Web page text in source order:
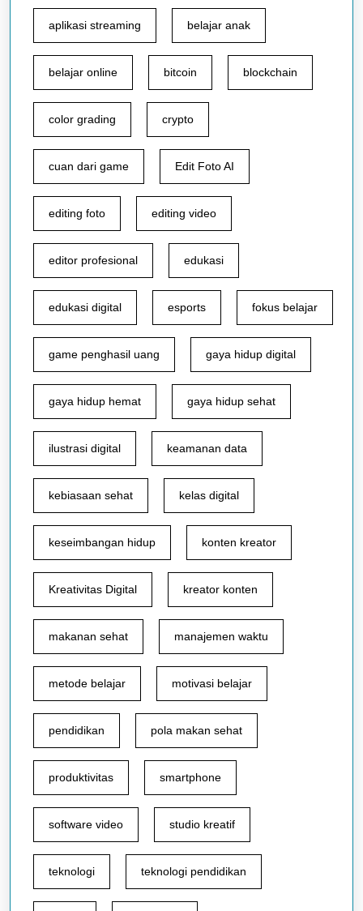
aplikasi streaming belajar anak
belajar online bitcoin blockchain
color grading crypto
cuan dari game Edit Foto AI
editing foto editing video
editor profesional edukasi
edukasi digital esports fokus belajar
game penghasil uang gaya hidup digital
gaya hidup hemat gaya hidup sehat
ilustrasi digital keamanan data
kebiasaan sehat kelas digital
keseimbangan hidup konten kreator
Kreativitas Digital kreator konten
makanan sehat manajemen waktu
metode belajar motivasi belajar
pendidikan pola makan sehat
produktivitas smartphone
software video studio kreatif
teknologi teknologi pendidikan